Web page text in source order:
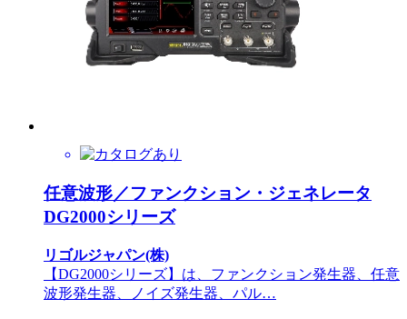
任意波形／ファンクション・ジェネレータ
DG2000シリーズ
リゴルジャパン(株)
【DG2000シリーズ】は、ファンクション発生器、任意
波形発生器、ノイズ発生器、パル…